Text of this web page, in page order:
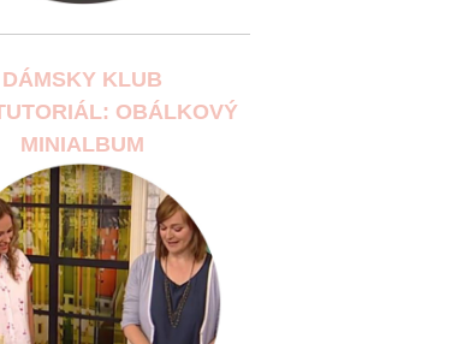
DÁMSKY KLUB
OBÁLKOVÝ
MINIALBUM